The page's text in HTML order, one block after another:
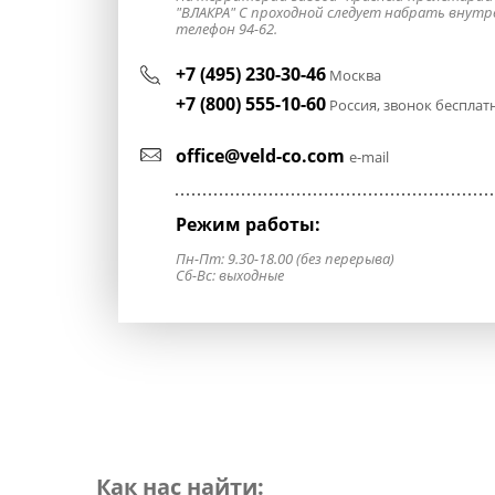
"ВЛАКРА" С проходной следует набрать
телефон 94-62.
+7 (495) 230-30-46 Москва
+7 (800) 555-10-60 Россия, звонок
office@veld-co.com e-mail
Режим работы:
Пн-Пт: 9.30-18.00 (без перерыва)
Сб-Вс: выходные
Как нас найти: